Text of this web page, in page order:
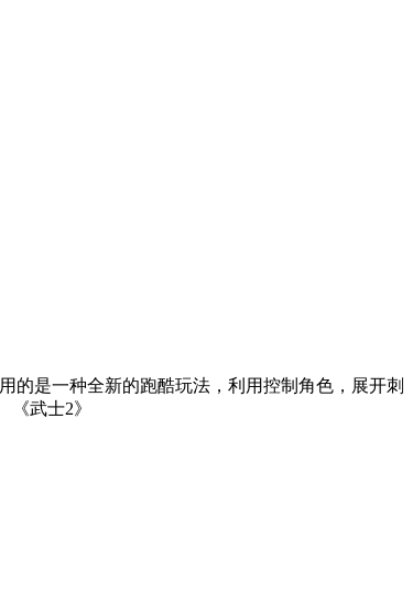
的是一种全新的跑酷玩法，利用控制角色，展开刺
酷，然后收获沿路上的金币。每一个地图都给大家提供了不同的挑战任务，全程都给大家带来刺激的体验。 4、《武士2》